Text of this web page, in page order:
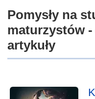
Pomysły na
maturzystów
artykuły